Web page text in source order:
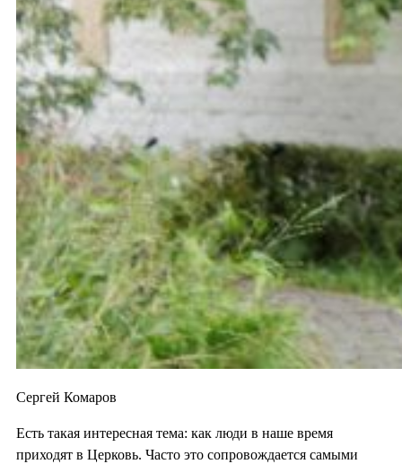
Сергей Комаров
Есть такая интересная тема: как люди в наше время
приходят в Церковь. Часто это сопровождается самыми